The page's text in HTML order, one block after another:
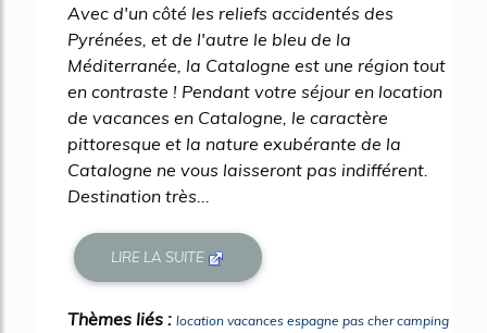
Avec d'un côté les reliefs accidentés des
Pyrénées, et de l'autre le bleu de la
Méditerranée, la Catalogne est une région tout
en contraste ! Pendant votre séjour en location
de vacances en Catalogne, le caractère
pittoresque et la nature exubérante de la
Catalogne ne vous laisseront pas indifférent.
Destination très...
LIRE LA SUITE
Thèmes liés : location vacances espagne pas cher camping